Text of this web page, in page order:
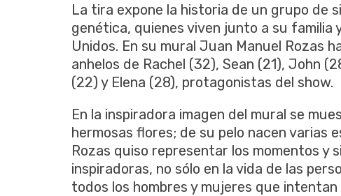
La tira expone la historia de un grupo de
genética, quienes viven junto a su familia
Unidos. En su mural Juan Manuel Rozas
anhelos de Rachel (32), Sean (21), John
(22) y Elena (28), protagonistas del show.
En la inspiradora imagen del mural se
hermosas flores; de su pelo nacen varias
Rozas quiso representar los momentos y
inspiradoras, no sólo en la vida de las
todos los hombres y mujeres que